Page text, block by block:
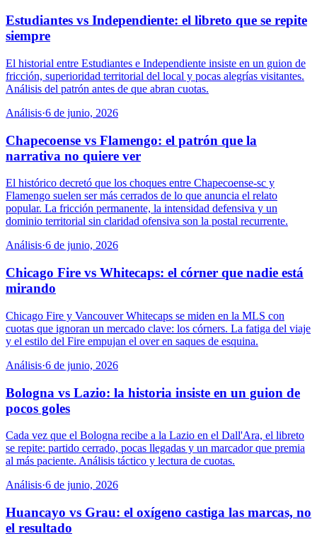
Estudiantes vs Independiente: el libreto que se repite
siempre
El historial entre Estudiantes e Independiente insiste en un guion de
fricción, superioridad territorial del local y pocas alegrías visitantes.
Análisis del patrón antes de que abran cuotas.
Análisis·6 de junio, 2026
Chapecoense vs Flamengo: el patrón que la
narrativa no quiere ver
El histórico decretó que los choques entre Chapecoense-sc y
Flamengo suelen ser más cerrados de lo que anuncia el relato
popular. La fricción permanente, la intensidad defensiva y un
dominio territorial sin claridad ofensiva son la postal recurrente.
Análisis·6 de junio, 2026
Chicago Fire vs Whitecaps: el córner que nadie está
mirando
Chicago Fire y Vancouver Whitecaps se miden en la MLS con
cuotas que ignoran un mercado clave: los córners. La fatiga del viaje
y el estilo del Fire empujan el over en saques de esquina.
Análisis·6 de junio, 2026
Bologna vs Lazio: la historia insiste en un guion de
pocos goles
Cada vez que el Bologna recibe a la Lazio en el Dall'Ara, el libreto
se repite: partido cerrado, pocas llegadas y un marcador que premia
al más paciente. Análisis táctico y lectura de cuotas.
Análisis·6 de junio, 2026
Huancayo vs Grau: el oxígeno castiga las marcas, no
el resultado